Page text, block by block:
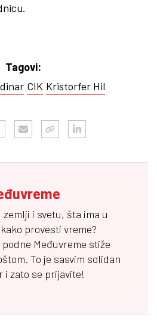
Tagovi:
dinar CIK Kristorfer Hil
zemlji i svetu, šta ima u
provesti vreme?
podne Međuvreme stiže
To je sasvim solidan
i zato se prijavite!